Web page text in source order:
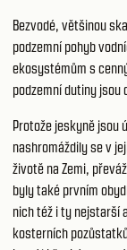
Bezvodé, většinou
podzemní pohyb
ekosystémům s
podzemní dutiny jsou
Protože jeskyně jsou
nashromáždily se v
životě na Zemi,
byly také prvním
nich též i ty nejstarší
kosterních